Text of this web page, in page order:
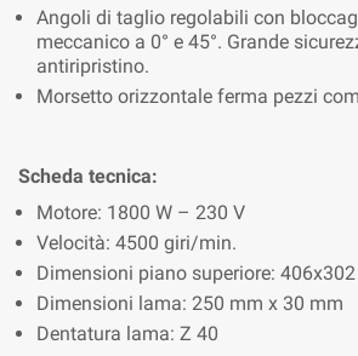
Angoli di taglio regolabili con
meccanico a 0° e 45°. Grande
antiripristino.
Morsetto orizzontale ferma pezzi
Scheda tecnica:
Motore: 1800 W – 230 V
Velocità: 4500 giri/min.
Dimensioni piano superiore:
Dimensioni lama: 250 mm x 30 mm
Dentatura lama: Z 40